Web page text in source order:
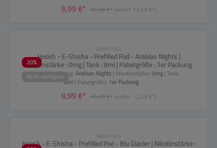
9,99 €* 12,49 €* (vorher 12,49 €*)
20%
Nicht verfügbar
SW55116.2
Hoosh - E-Shisha - Prefilled Pod - Arabian Nights |
Nikotinstärke : 0mg | Tank : 8ml | Paketgröße : 1er Packung
Geschmacksrichtung: Arabian Nights | Nikotinstärke: 0mg | Tank:
8ml | Paketgröße: 1er Packung
9,99 €* 12,49 €* (vorher 12,49 €*)
SW55116.3
Hoosh - E-Shisha - Prefilled Pod - Blu Glacier | Nikotinstärke :